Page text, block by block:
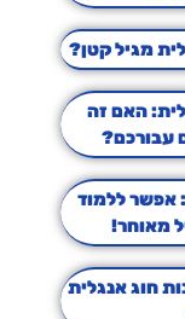
מגיל קטן?
האם זה
עבורכם?
אפשר ללמוד
מאוחר!
חוג אנגלית